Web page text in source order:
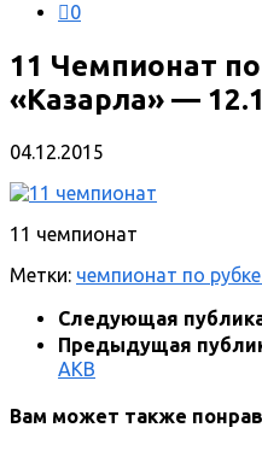
0
11 Чемпионат
«Казарла» —
04.12.2015
11 чемпионат
Метки: чемпионат по
Следующая
Предыдущая
АКВ
Вам может также